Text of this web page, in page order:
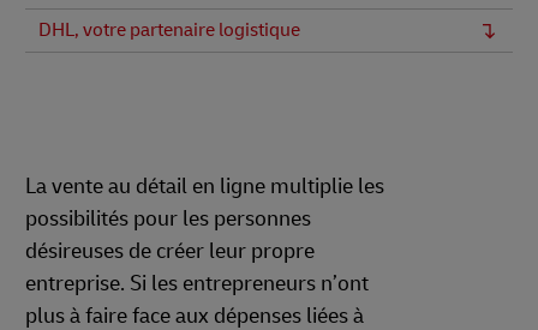
DHL, votre partenaire logistique
La vente au détail en ligne multiplie les
possibilités pour les personnes
désireuses de créer leur propre
entreprise. Si les entrepreneurs n’ont
plus à faire face aux dépenses liées à